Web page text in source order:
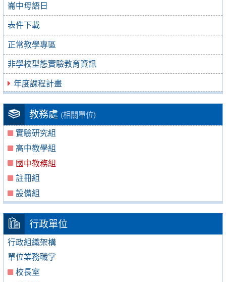
崙中母語日
表件下載
正常教學專區
非學校型態實驗教育資訊
年度課程計畫
教務處 (相關單位)
實驗研究組
高中教學組
國中教務組
註冊組
設備組
行政單位
行政組織架構
單位業務職掌
校長室